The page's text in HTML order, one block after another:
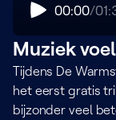
00:00/
Muziek
Tijdens De
het eerst gratis
bijzonder veel